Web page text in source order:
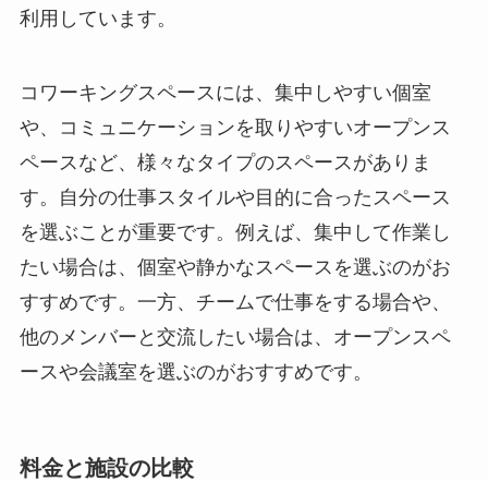
利用しています。
コワーキングスペースには、集中しやすい個室
や、コミュニケーションを取りやすいオープンス
ペースなど、様々なタイプのスペースがありま
す。自分の仕事スタイルや目的に合ったスペース
を選ぶことが重要です。例えば、集中して作業し
たい場合は、個室や静かなスペースを選ぶのがお
すすめです。一方、チームで仕事をする場合や、
他のメンバーと交流したい場合は、オープンスペ
ースや会議室を選ぶのがおすすめです。
料金と施設の比較